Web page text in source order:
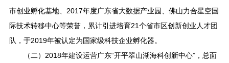
市创业孵化基地、2017年度广东省大数据产业园、佛山力合星空国
际技术转移中心等荣誉，累计引进培育21个省市区创新创业人才团
队，于2019年被认定为国家级科技企业孵化器。
（二）2018年建设运营广东“开平翠山湖海科创新中心”，总面